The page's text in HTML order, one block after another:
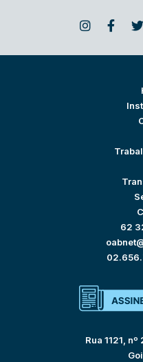
62
Rua 1121,